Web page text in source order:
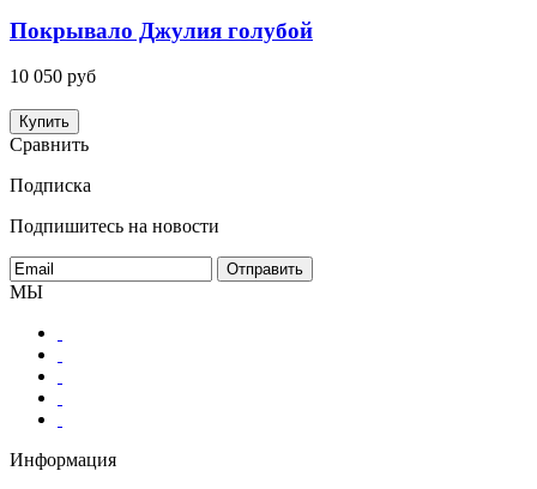
Покрывало Джулия голубой
10 050 руб
Купить
Сравнить
Подписка
Подпишитесь на новости
МЫ
Информация